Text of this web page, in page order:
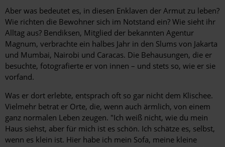
Aber was bedeutet es, in diesen Enklaven der Armut zu leben?
Wie richten die Bewohner sich im Notstand ein? Wie sieht ihr
Alltag aus? Bendiksen, Mitglied der bekannten Agentur
Magnum, verbrachte ein halbes Jahr in den Slums von Jakarta
und Mumbai, Nairobi und Caracas. Die Behausungen, die er
besuchte, fotografierte er von innen – und stets so, wie er sie
vorfand.
Was er dort erlebte, entsprach oft so gar nicht dem Klischee.
Vielmehr betrat er Orte, die, wenn auch ärmlich, von einem
ganz normalen Leben zeugen. "Ich weiß nicht, wie du mein
Haus siehst, aber für mich ist es schön. Ich schätze es, selbst,
wenn es klein ist. Hier habe ich mein Sofa, meine kleine